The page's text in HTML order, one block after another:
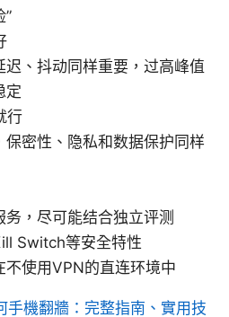
”
迟、抖动同样重要，过高峰值
定
行
保密性、隐私和数据保护同样
，尽可能结合独立评测
Switch等安全特性
不使用VPN的直连环境中
手機翻牆：完整指南、實用技